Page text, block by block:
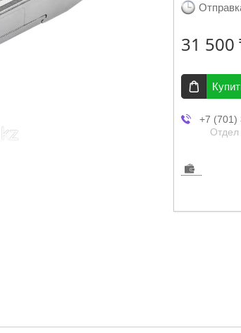
31 500
+7 (701)